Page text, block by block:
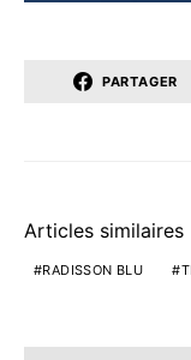
PARTAGER
Articles similaires
RADISSON BLU